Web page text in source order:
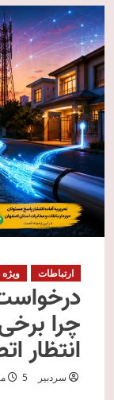
ارتباطات ویژه
چرا
انتظار
سردبیر 5 مرداد 1405